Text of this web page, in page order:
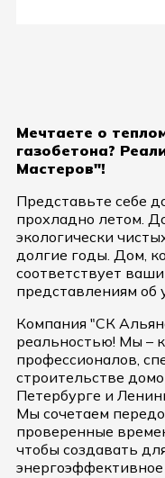
Мечтаете о
газобетона?
Мастеров"!
Представьте себе
прохладно летом.
экологически
долгие годы. Дом,
соответствует
представлениям об
Компания "СК
реальностью! Мы –
профессионалов,
строительстве
Петербурге и
Мы сочетаем
проверенные
чтобы создавать